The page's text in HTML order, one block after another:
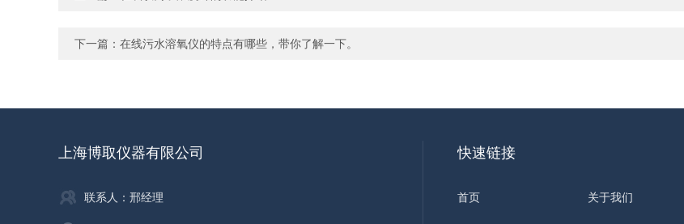
下一篇： 在线污水溶氧仪的特点有哪些，带你了解一下。
上海博取仪器有限公司
联系人：邢经理
快速链接
首页 关于我们